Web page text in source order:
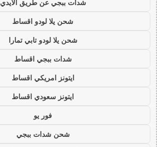
شدات ببجي عن طريق الايدي
شحن يلا لودو اقساط
شحن يلا لودو تابي تمارا
شدات ببجي اقساط
ايتونز امريكي اقساط
ايتونز سعودي اقساط
فور يو
شحن شدات ببجي